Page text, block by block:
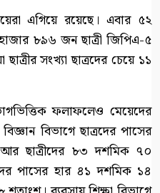
এগিয়ে রয়েছে। এবার ৫২
৮৯৬ জন ছাত্রী জিপিএ-৫
সংখ্যা ছাত্রদের চেয়ে ১১
ফলাফলেও মেয়েদের
বিভাগে ছাত্রদের পাসের
ছাত্রীদের ৮৩ দশমিক ৭০
পাসের হার ৪১ দশমিক ১৪